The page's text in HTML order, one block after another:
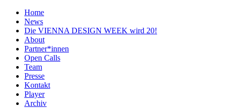
Home
News
Die VIENNA DESIGN WEEK wird 20!
About
Partner*innen
Open Calls
Team
Presse
Kontakt
Player
Archiv